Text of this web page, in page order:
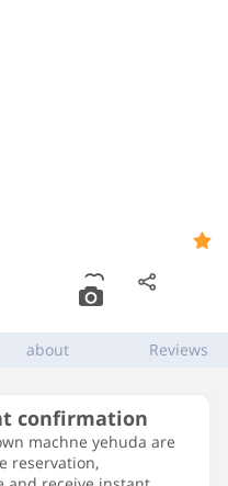
about Reviews
confirmation
machne yehuda are
reservation,